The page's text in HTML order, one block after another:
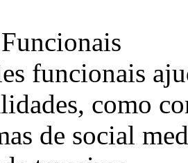
funcionais
como
de social